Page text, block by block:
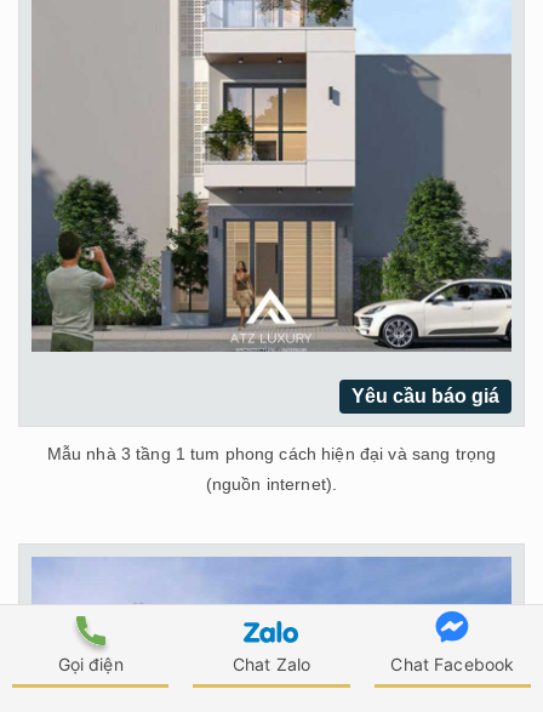
Gọi điện Chat Zalo Chat Facebook
Yêu cầu báo giá
Mẫu nhà 3 tầng 1 tum phong cách hiện đại và sang trọng
(nguồn internet).